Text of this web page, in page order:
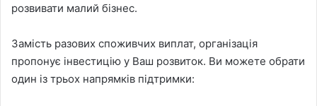
розвивати малий бізнес.
Замість разових споживчих виплат, організація
пропонує інвестицію у Ваш розвиток. Ви можете обрати
один із трьох напрямків підтримки: